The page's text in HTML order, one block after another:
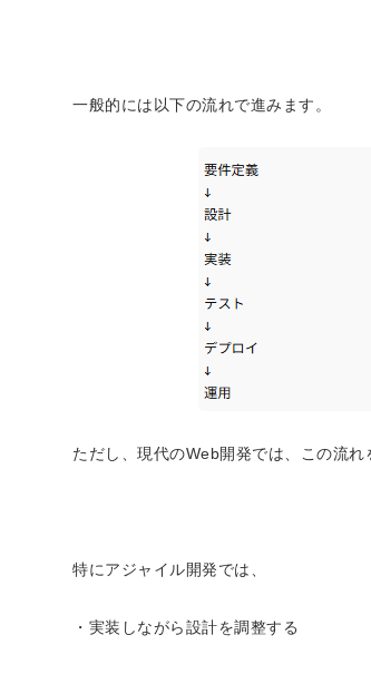
一般的には以下の流れで進みます。
ただし、現代のWeb開発では、この流れ
特にアジャイル開発では、
・実装しながら設計を調整する